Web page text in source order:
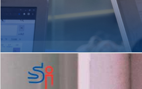
Matrículas Abertas 2026
2º AO 5º ANO